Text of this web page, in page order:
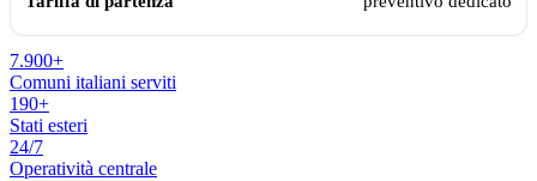
7.900+
Comuni italiani serviti
190+
Stati esteri
24/7
Operatività centrale